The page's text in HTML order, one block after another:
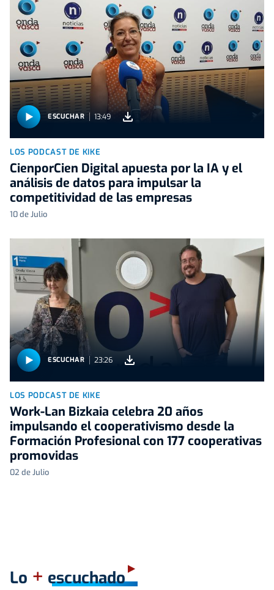
ESCUCHAR 13:49
LOS PODCAST DE KIKE
CienporCien Digital apuesta por la IA y el
análisis de datos para impulsar la
competitividad de las empresas
10 de Julio
ESCUCHAR 23:26
LOS PODCAST DE KIKE
Work-Lan Bizkaia celebra 20 años
impulsando el cooperativismo desde la
Formación Profesional con 177 cooperativas
promovidas
02 de Julio
Lo + escuchado